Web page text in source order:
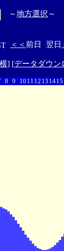
～地方選択 ～
＜＜ 前日 翌日
] [データダウン
8 9 10 11 12 13 1415